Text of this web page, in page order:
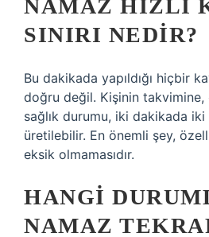
NAMAZ HIZLI
SINIRI NEDIR?
Bu dakikada yapıldığı hiçbir
doğru değil. Kişinin takvimine,
sağlık durumu, iki dakikada
üretilebilir. En önemli şey,
eksik olmamasıdır.
HANGI
NAMAZ